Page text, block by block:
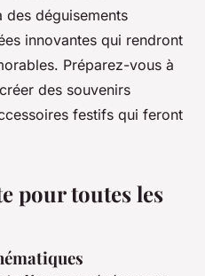
des déguisements
innovantes qui rendront
Préparez-vous à
des souvenirs
festifs qui feront
pour toutes les